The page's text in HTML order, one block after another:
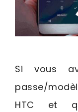
Si vous
passe/
HTC et